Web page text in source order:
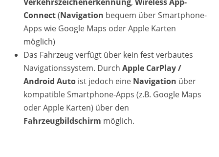
Connect(Navigation bequem über Smartphone-
Apps wie Google Maps oder Apple Karten
möglich)
Das Fahrzeug verfügt über kein fest verbautes
Navigationssystem. Durch Apple CarPlay /
Android Auto ist jedoch eine Navigation über
kompatible Smartphone-Apps (z.B. Google Maps
oder Apple Karten) über den
Fahrzeugbildschirm möglich.